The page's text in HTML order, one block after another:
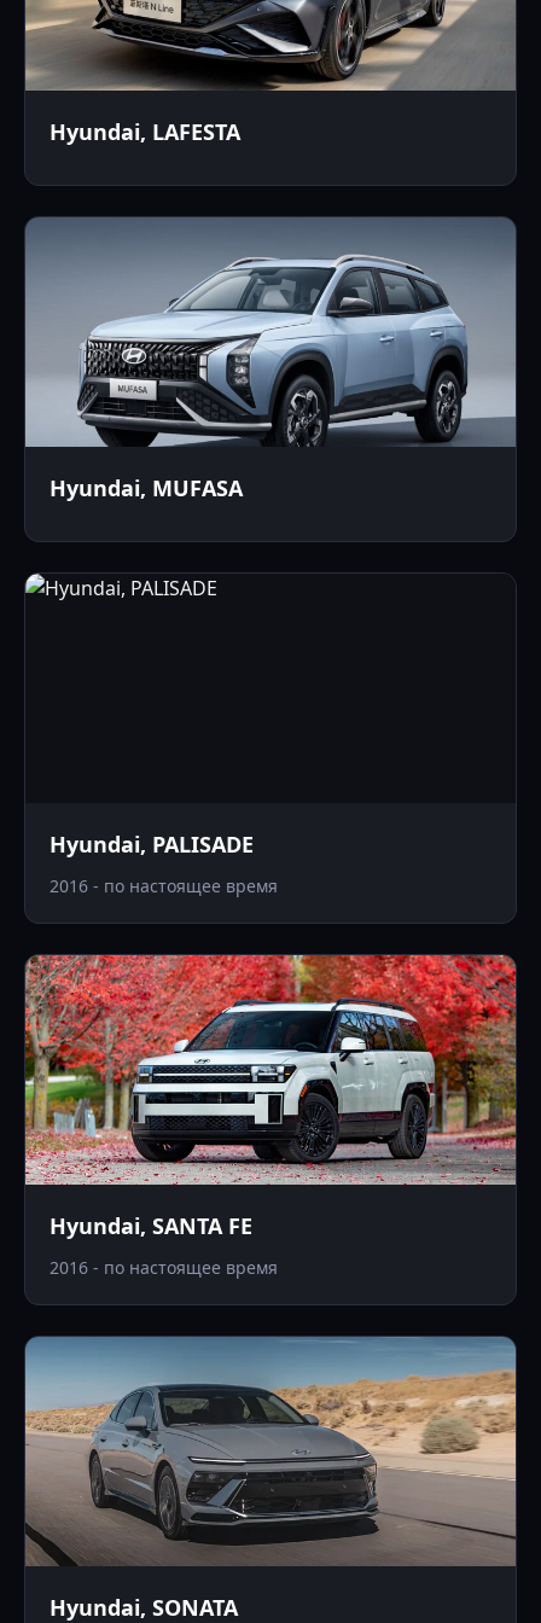
Hyundai, LAFESTA
Hyundai, MUFASA
Hyundai, PALISADE
2016 - по настоящее время
Hyundai, SANTA FE
2016 - по настоящее время
Hyundai, SONATA